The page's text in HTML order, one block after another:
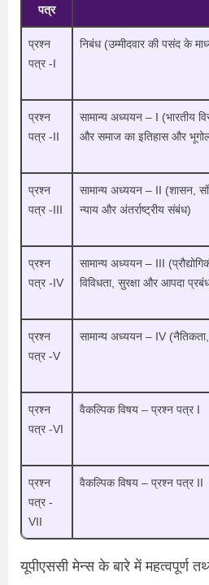
पत्र
प्रश्न
पत्र -I
निबंध (उम्मीदवार की पसंद के
प्रश्न
पत्र -II
सामान्य अध्ययन – I (भारतीय
और समाज का इतिहास और
प्रश्न
पत्र -III
सामान्य अध्ययन – II (शासन,
न्याय और अंतर्राष्ट्रीय संबंध)
प्रश्न
पत्र -IV
सामान्य अध्ययन – III
विविधता, सुरक्षा और आपदा
प्रश्न
पत्र -V
सामान्य अध्ययन – IV (नैतिकता,
प्रश्न
पत्र -VI
वैकल्पिक विषय – प्रश्न पत्र I
प्रश्न
पत्र -
VII
वैकल्पिक विषय – प्रश्न पत्र II
यूपीएससी मेन्स के बारे में महत्वपूर्ण